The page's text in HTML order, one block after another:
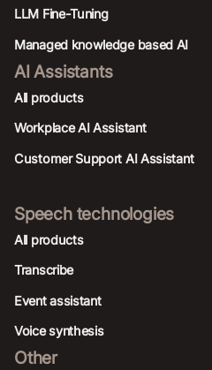
LLM Fine-Tuning
Managed knowledge based AI
AI Assistants
All products
Workplace AI Assistant
Customer Support AI Assistant
Speech technologies
All products
Transcribe
Event assistant
Voice synthesis
Other